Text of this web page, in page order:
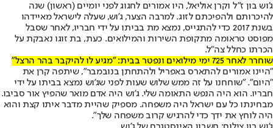
ג'וש בון ז"ל וקרן אוליאל, היו אמורים לחגוג לפני יומיים (ראשון) שנה
להיכרותם ולהפיכתם לזוג. למרבה הצער, ג'וש, שעלה לישראל מאיידהו
בשנת 2017 כדי להתגייס, נמצא מת בביתו על ידי חבריו, לאחר שסבל
מפוסט טראומה מתקופת השירות והמילואים. כעת, בת זוגו נאבקת על
הכרתו כחלל צה"ל.
שוחרר לאחר 725 ימי מילואים ונפטר בבית: "מגיע לו להיקבר בהר הרצל"
"היינו אמורים להתארס באפריל ולהתחתן בנובמבר", שיתפה קרן את
"היום". "שוחחנו על זה ממש שלוש שעות לפני שג'וש נמצא בביתו על ידי
חבריו. הוא היה הנפש התאומה שלי. ג'וש היה אדם מואר שהפיץ אור סביבו.
מבחינתו כל עם ישראל היה משפחה. מספיק שהיית מדבר איתו קצת והוא
היה לוחץ את ידך כדי להרגיש קרוב משפחה שלך".